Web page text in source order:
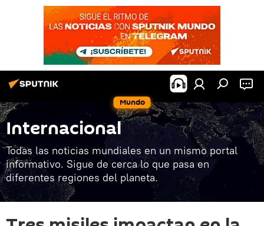
Mundo
Internacional
Todas las noticias mundiales en un mismo portal
informativo. Sigue de cerca lo que pasa en
diferentes regiones del planeta.